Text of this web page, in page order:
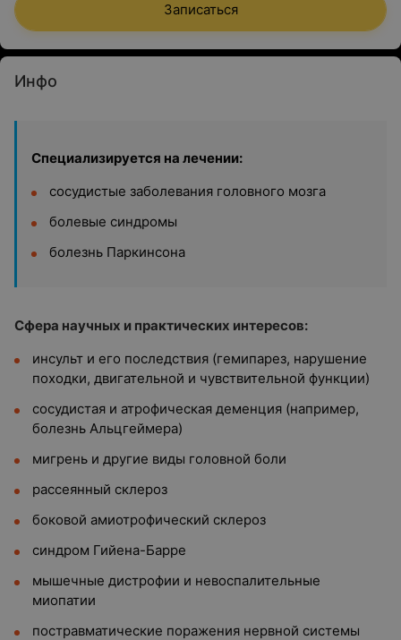
Записаться
Инфо
Специализируется на лечении:
сосудистые заболевания головного мозга
болевые синдромы
болезнь Паркинсона
Сфера научных и практических интересов:
инсульт и его последствия (гемипарез, нарушение
походки, двигательной и чувствительной функции)
сосудистая и атрофическая деменция (например,
болезнь Альцгеймера)
мигрень и другие виды головной боли
рассеянный склероз
боковой амиотрофический склероз
синдром Гийена-Барре
мышечные дистрофии и невоспалительные
миопатии
постравматические поражения нервной системы